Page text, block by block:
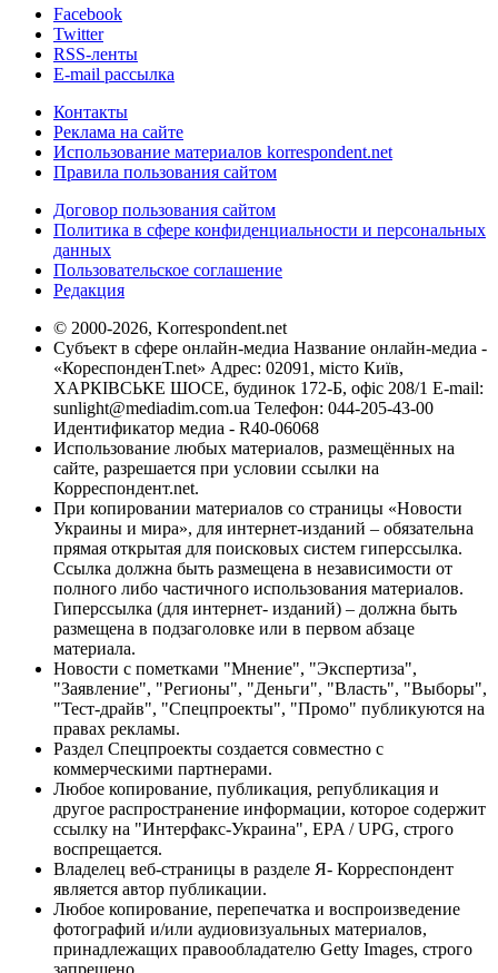
Facebook
Twitter
RSS-ленты
E-mail рассылка
Контакты
Реклама на сайте
Использование материалов korrespondent.net
Правила пользования сайтом
Договор пользования сайтом
Политика в сфере конфиденциальности и персональных
данных
Пользовательское соглашение
Редакция
© 2000-2026, Korrespondent.net
Субъект в сфере онлайн-медиа Название онлайн-медиа -
«КореспонденТ.net» Адрес: 02091, місто Київ,
ХАРКІВСЬКЕ ШОСЕ, будинок 172-Б, офіс 208/1 E-mail:
sunlight@mediadim.com.ua Телефон: 044-205-43-00
Идентификатор медиа - R40-06068
Использование любых материалов, размещённых на
сайте, разрешается при условии ссылки на
Корреспондент.net.
При копировании материалов со страницы «Новости
Украины и мира», для интернет-изданий – обязательна
прямая открытая для поисковых систем гиперссылка.
Ссылка должна быть размещена в независимости от
полного либо частичного использования материалов.
Гиперссылка (для интернет- изданий) – должна быть
размещена в подзаголовке или в первом абзаце
материала.
Новости с пометками "Мнение", "Экспертиза",
"Заявление", "Регионы", "Деньги", "Власть", "Выборы",
"Тест-драйв", "Спецпроекты", "Промо" публикуются на
правах рекламы.
Раздел Спецпроекты создается совместно с
коммерческими партнерами.
Любое копирование, публикация, републикация и
другое распространение информации, которое содержит
ссылку на "Интерфакс-Украина", EPA / UPG, строго
воспрещается.
Владелец веб-страницы в разделе Я- Корреспондент
является автор публикации.
Любое копирование, перепечатка и воспроизведение
фотографий и/или аудиовизуальных материалов,
принадлежащих правообладателю Getty Images, строго